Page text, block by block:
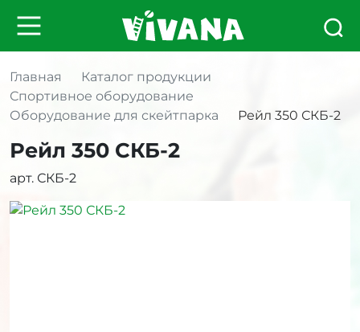
Главная
Каталог продукции
Спортивное оборудование
Оборудование для скейтпарка
Рейл 350 СКБ-2
Рейл 350 СКБ-2
арт. СКБ-2